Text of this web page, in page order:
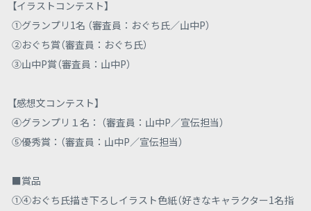
【イラストコンテスト】
①グランプリ1名 （審査員：おぐち氏／山中P）
②おぐち賞（審査員：おぐち氏）
③山中P賞（審査員：山中P）
【感想文コンテスト】
④グランプリ１名： （審査員：山中P／宣伝担当）
⑤優秀賞：（審査員：山中P／宣伝担当）
■賞品
①④おぐち氏描き下ろしイラスト色紙（好きなキャラクター1名指